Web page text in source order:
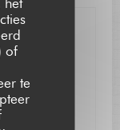
of
te
op